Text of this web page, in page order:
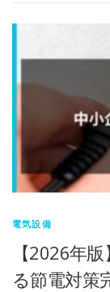
電気設備
【2026年
る節電対策